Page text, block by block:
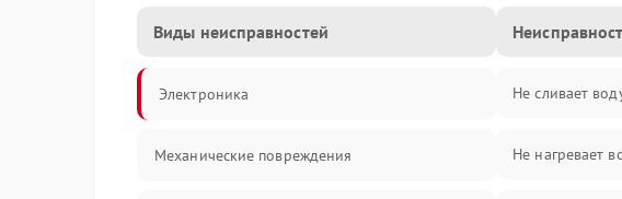
Виды неисправностей
Электроника
Механические повреждения
Не сливает
Не нагревает